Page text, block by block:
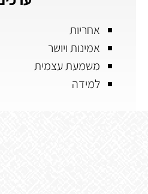
אחריות
אמינות ויושר
משמעת עצמית
למידה